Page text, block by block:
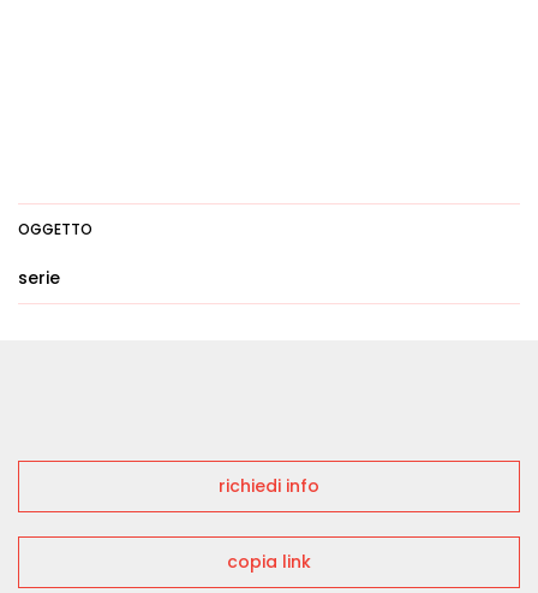
OGGETTO
serie
richiedi info
copia link